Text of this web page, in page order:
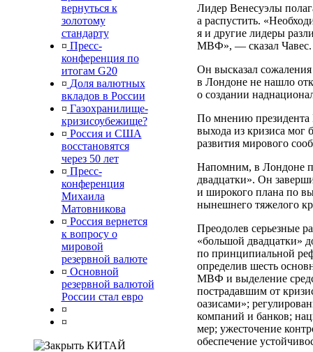
вернуться к
золотому
стандарту
¤ Пресс-
конференция по
итогам G20
¤ Доля валютных
вкладов в России
¤ Газохранилище-
кризисоубежище?
¤ Россия и США
восстановятся
через 50 лет
¤ Пресс-
конференция
Михаила
Матовникова
¤ Россия вернется
к вопросу о
мировой
резервной валюте
¤ Основной
резервной валютой
России стал евро
¤
¤
КИТАЙ
Лидер Венесуэлы
а распустить.
я и другие лидеры
МВФ», — сказал Чавес.
Он высказал
в Лондоне не нашло
о создании
По мнению президента
выхода из кризиса мог
развития мирового
Напомним, в Лондоне
двадцатки». Он
и широкого плана по
нынешнего тяжелого
Преодолев серьезные
«большой двадцатки»
по принципиальной
определив шесть
МВФ и выделение
пострадавшим от
оазисами»;
компаний и банков;
мер; ужесточение
обеспечение